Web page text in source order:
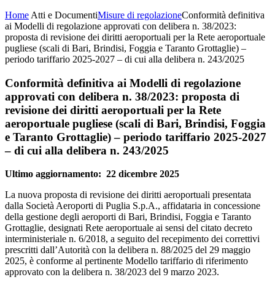
Home Atti e DocumentiMisure di regolazioneConformità definitiva
ai Modelli di regolazione approvati con delibera n. 38/2023:
proposta di revisione dei diritti aeroportuali per la Rete aeroportuale
pugliese (scali di Bari, Brindisi, Foggia e Taranto Grottaglie) –
periodo tariffario 2025-2027 – di cui alla delibera n. 243/2025
Conformità definitiva ai Modelli di regolazione
approvati con delibera n. 38/2023: proposta di
revisione dei diritti aeroportuali per la Rete
aeroportuale pugliese (scali di Bari, Brindisi, Foggia
e Taranto Grottaglie) – periodo tariffario 2025-2027
– di cui alla delibera n. 243/2025
Ultimo aggiornamento: 22 dicembre 2025
La nuova proposta di revisione dei diritti aeroportuali presentata
dalla Società Aeroporti di Puglia S.p.A., affidataria in concessione
della gestione degli aeroporti di Bari, Brindisi, Foggia e Taranto
Grottaglie, designati Rete aeroportuale ai sensi del citato decreto
interministeriale n. 6/2018, a seguito del recepimento dei correttivi
prescritti dall’Autorità con la delibera n. 88/2025 del 29 maggio
2025, è conforme al pertinente Modello tariffario di riferimento
approvato con la delibera n. 38/2023 del 9 marzo 2023.